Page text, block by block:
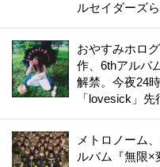
ルセイダーズ
おやすみホロ
作、6thアルバ
解禁。今夜24
「lovesick」先
メトロノーム
ルバム『無限×